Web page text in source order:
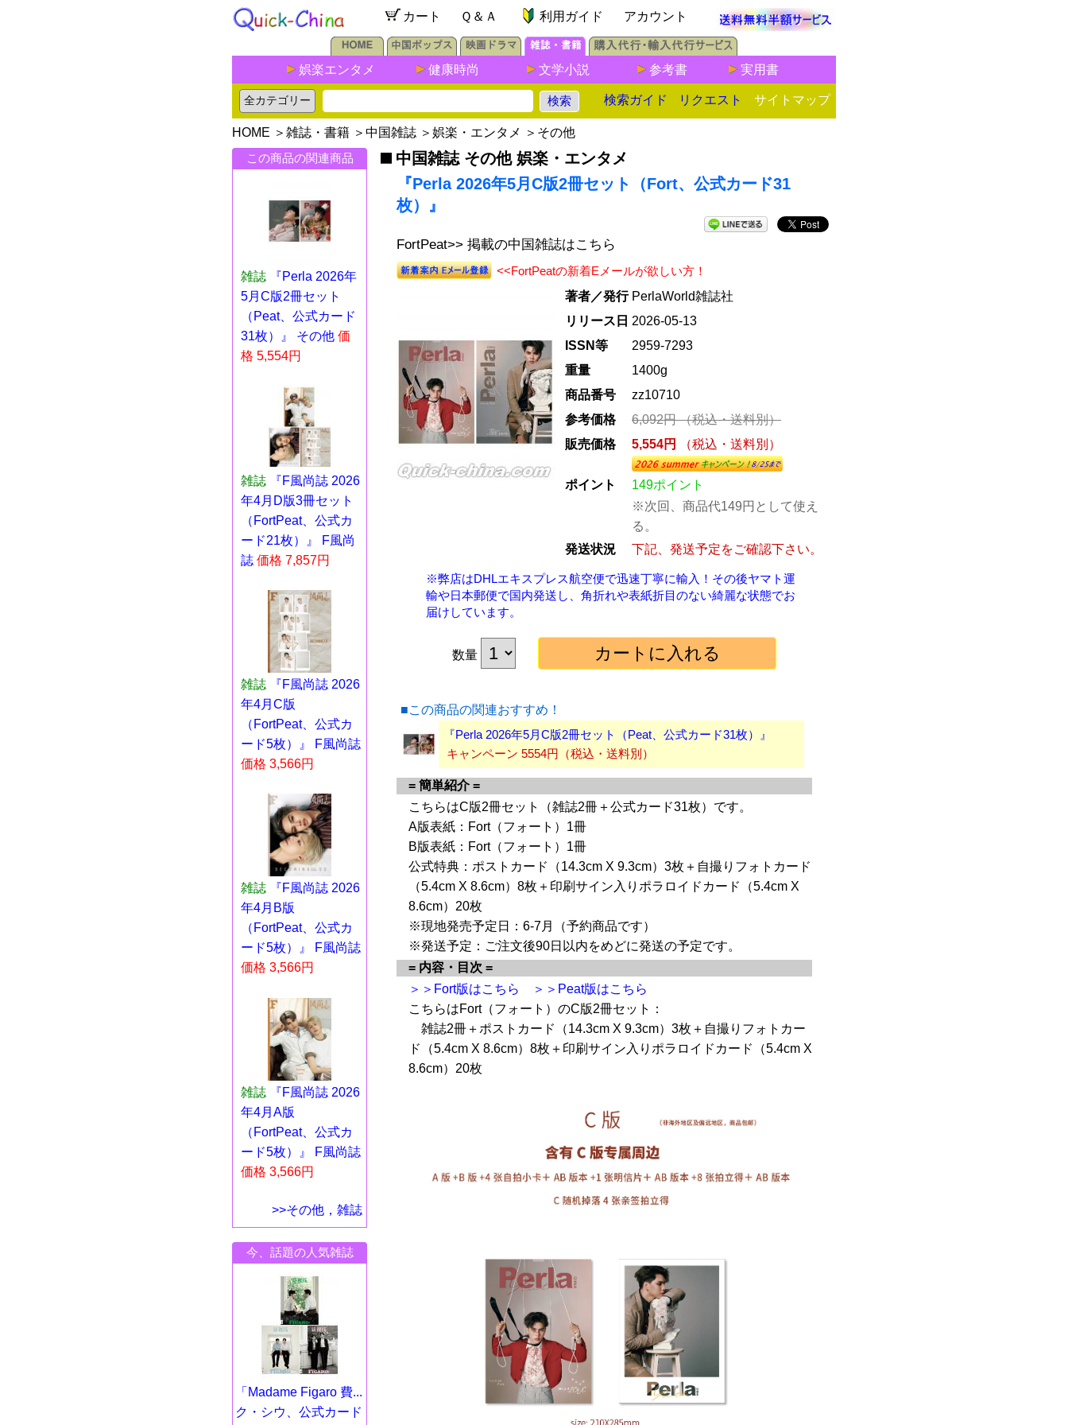
カート Ｑ＆Ａ 利用ガイド アカウント
娯楽エンタメ 健康時尚 文学小説 参考書 実用書
検索ガイド リクエスト サイトマップ
HOME ＞ 雑誌・書籍 ＞ 中国雑誌 ＞ 娯楽・エンタメ ＞ その他
この商品の関連商品
雑誌
『Perla 2026年
5月C版2冊セット
（Peat、公式カード
31枚）』 その他 価
格 5,554円
雑誌
『F風尚誌 2026
年4月D版3冊セット
（FortPeat、公式カ
ード21枚）』 F風尚
誌 価格 7,857円
雑誌
『F風尚誌 2026
年4月C版
（FortPeat、公式カ
ード5枚）』 F風尚誌
価格 3,566円
雑誌
『F風尚誌 2026
年4月B版
（FortPeat、公式カ
ード5枚）』 F風尚誌
価格 3,566円
雑誌
『F風尚誌 2026
年4月A版
（FortPeat、公式カ
ード5枚）』 F風尚誌
価格 3,566円
>>その他，雑誌
今、話題の人気雑誌
「Madame Figaro 費...
ク・シウ、公式カード
中国雑誌 その他 娯楽・エンタメ
『Perla 2026年5月C版2冊セット（Fort、公式カード31
枚）』
FortPeat>> 掲載の中国雑誌はこちら
<<FortPeatの新着Eメールが欲しい方！
著者／発行 PerlaWorld雑誌社
リリース日 2026-05-13
ISSN等
2959-7293
重量
1400g
商品番号
zz10710
参考価格
6,092円（税込・送料別）
販売価格
5,554円 （税込・送料別）
ポイント
149ポイント
※次回、商品代149円として使え
る。
発送状況
下記、発送予定をご確認下さい。
※弊店はDHLエキスプレス航空便で迅速丁寧に輸入！その後ヤマト運
輸や日本郵便で国内発送し、角折れや表紙折目のない綺麗な状態でお
届けしています。
数量
■この商品の関連おすすめ！
『Perla 2026年5月C版2冊セット（Peat、公式カード31枚）』
キャンペーン 5554円（税込・送料別）
= 簡単紹介 =
こちらはC版2冊セット（雑誌2冊＋公式カード31枚）です。
A版表紙：Fort（フォート）1冊
B版表紙：Fort（フォート）1冊
公式特典：ポストカード（14.3cm X 9.3cm）3枚＋自撮りフォトカード
（5.4cm X 8.6cm）8枚＋印刷サイン入りポラロイドカード（5.4cm X
8.6cm）20枚
※現地発売予定日：6-7月（予約商品です）
※発送予定：ご注文後90日以内をめどに発送の予定です。
= 内容・目次 =
＞＞Fort版はこちら
＞＞Peat版はこちら
こちらはFort（フォート）のC版2冊セット：
雑誌2冊＋ポストカード（14.3cm X 9.3cm）3枚＋自撮りフォトカー
ド（5.4cm X 8.6cm）8枚＋印刷サイン入りポラロイドカード（5.4cm X
8.6cm）20枚